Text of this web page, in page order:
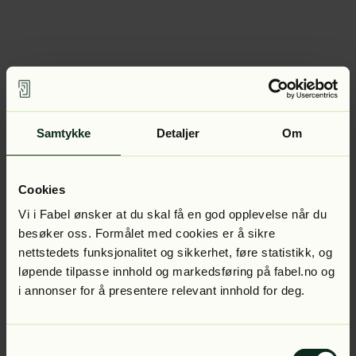
Samtykke Detaljer Om
Cookies
Vi i Fabel ønsker at du skal få en god opplevelse når du
besøker oss. Formålet med cookies er å sikre
nettstedets funksjonalitet og sikkerhet, føre statistikk, og
løpende tilpasse innhold og markedsføring på fabel.no og
i annonser for å presentere relevant innhold for deg.